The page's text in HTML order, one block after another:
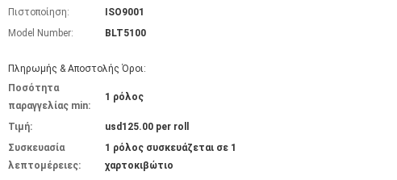
Πιστοποίηση:
ISO9001
Model Number:
BLT5100
Πληρωμής & Αποστολής Όροι:
Ποσότητα
παραγγελίας min:
1 ρόλος
Τιμή:
usd125.00 per roll
Συσκευασία
λεπτομέρειες:
1 ρόλος συσκευάζεται σε 1
χαρτοκιβώτιο